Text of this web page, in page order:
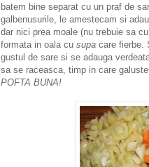
batem bine separat cu un praf de
galbenusurile, le amestecam si
dar nici prea moale (nu trebuie sa
formata in oala cu supa care fierbe.
gustul de sare si se adauga
sa se raceasca, timp in care
POFTA BUNA!